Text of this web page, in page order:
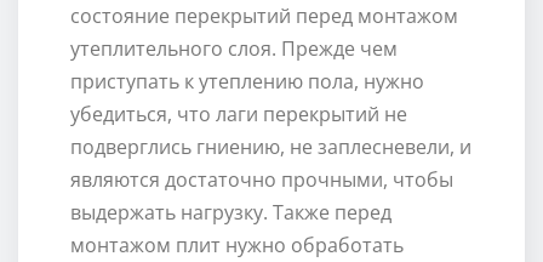
состояние перекрытий перед монтажом
утеплительного слоя. Прежде чем
приступать к утеплению пола, нужно
убедиться, что лаги перекрытий не
подверглись гниению, не заплесневели, и
являются достаточно прочными, чтобы
выдержать нагрузку. Также перед
монтажом плит нужно обработать